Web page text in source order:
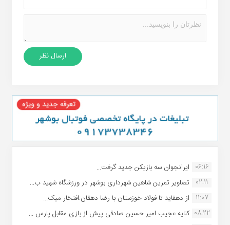
06:16 ایرانجوان سه بازیکن جدید گرفت...
02:11
تصاویر تمرین شاهین شهردارى بوشهر در ورزشگاه شهید ب...
11:07
از دهقاید تا فولاد خوزستان با رضا دهقان:افتخار میک...
08:22 کنایه عجیب امیر حسین صادقی پیش از بازی مقابل پارس ...